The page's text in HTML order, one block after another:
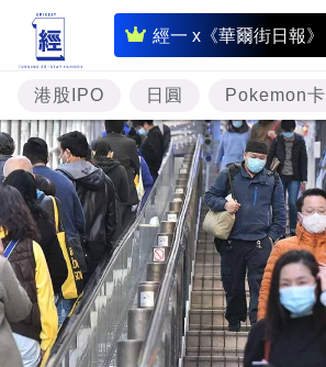
經一 x《華爾街日報》
即
時
財
經
專
題
投
資
樓
市
港股IPO 日圓 Pokemon卡